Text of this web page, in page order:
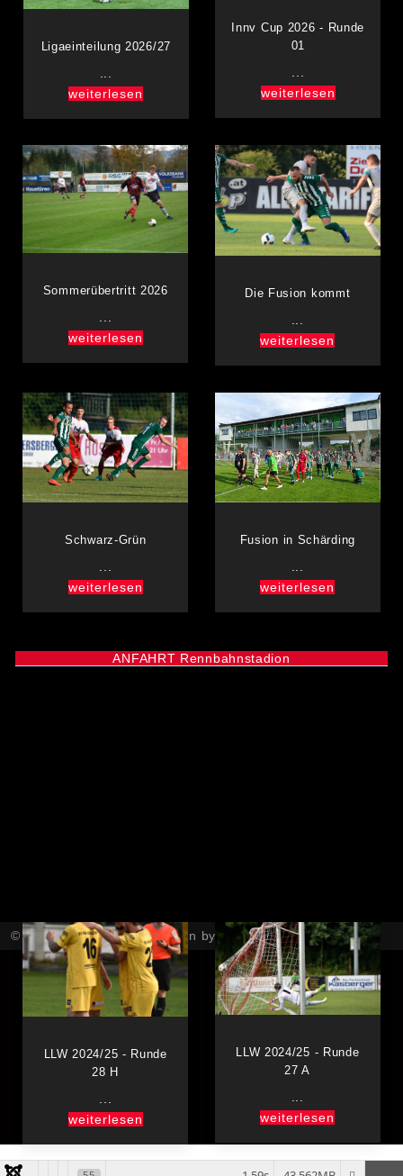
Innv Cup 2026 - Runde
01
...
weiterlesen
Ligaeinteilung 2026/27
weiterlesen
Sommerübertritt 2026
weiterlesen
Die Fusion kommt
weiterlesen
Schwarz-Grün
weiterlesen
Fusion in Schärding
weiterlesen
LLW 2024/25 - Runde
28 H
weiterlesen
LLW 2024/25 - Runde
27 A
...
weiterlesen
ANFAHRT Rennbahnstadion
© SK Schärding 2026, Design byLAKE CONSULTING